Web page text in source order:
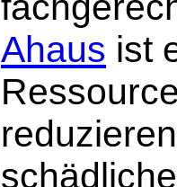
Ahaus ist